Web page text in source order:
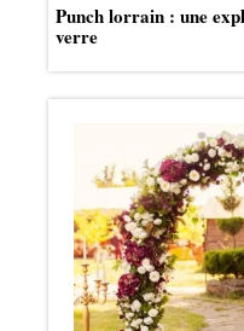
Punch lorrain : une
verre